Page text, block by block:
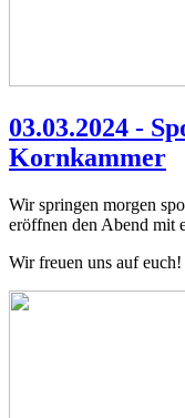
03.03.2024 -
Kornkammer
Wir springen morgen
eröffnen den Abend mit
Wir freuen uns auf euch!